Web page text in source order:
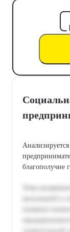
благополучие